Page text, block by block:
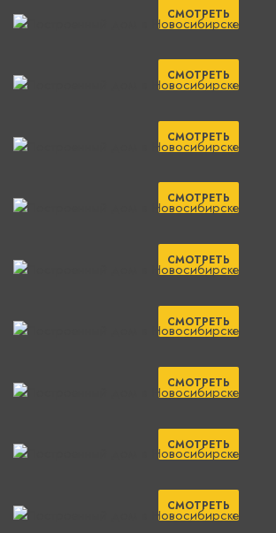
СМОТРЕТЬ
СМОТРЕТЬ
СМОТРЕТЬ
СМОТРЕТЬ
СМОТРЕТЬ
СМОТРЕТЬ
СМОТРЕТЬ
СМОТРЕТЬ
СМОТРЕТЬ